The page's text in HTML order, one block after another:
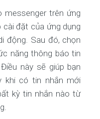
messenger trên ứng
cài đặt của ứng dụng
động. Sau đó, chọn
năng thông báo tin
này sẽ giúp bạn
khi có tin nhắn mới
kỳ tin nhắn nào từ